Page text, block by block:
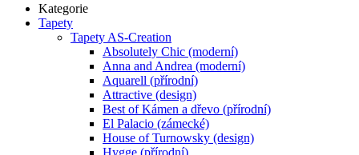
Kategorie
Tapety
Tapety AS-Creation
Absolutely Chic (moderní)
Anna and Andrea (moderní)
Aquarell (přírodní)
Attractive (design)
Best of Kámen a dřevo (přírodní)
El Palacio (zámecké)
House of Turnowsky (design)
Hygge (přírodní)